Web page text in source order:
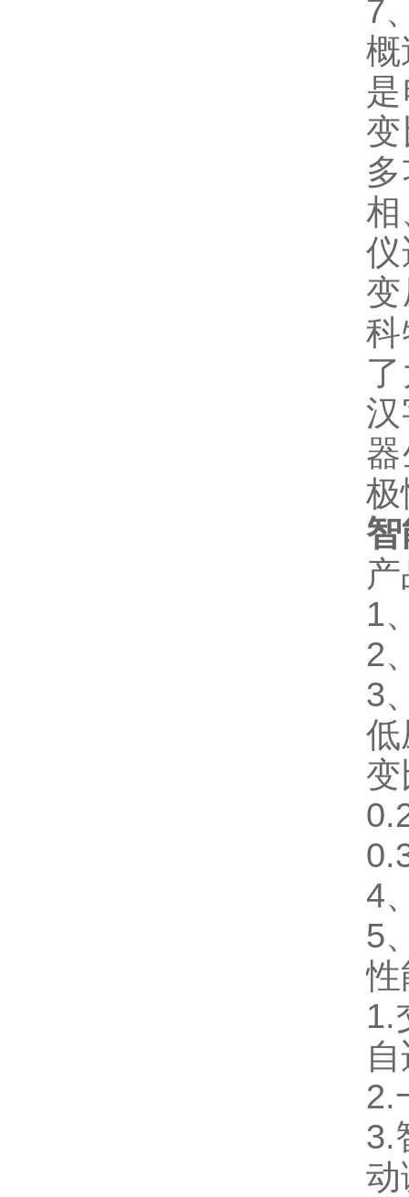
7
概
相
仪
极
1
2
3
低
4
5
性
1.
2.
3.
动